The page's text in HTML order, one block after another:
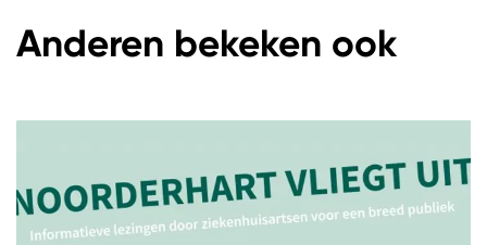
Anderen bekeken ook